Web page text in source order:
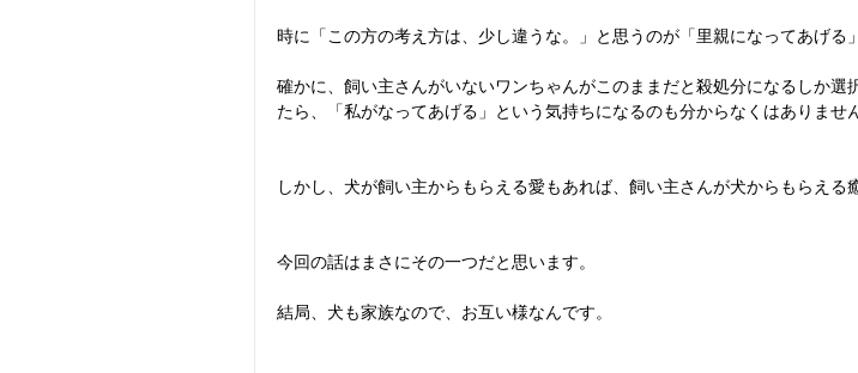
時に「この方の考え方は、少し違うな。」と思うのが「里親になってあげる
確かに、飼い主さんがいないワンちゃんがこのままだと殺処分になるしか選
たら、「私がなってあげる」という気持ちになるのも分からなくはありません
しかし、犬が飼い主からもらえる愛もあれば、飼い主さんが犬からもらえる
今回の話はまさにその一つだと思います。
結局、犬も家族なので、お互い様なんです。